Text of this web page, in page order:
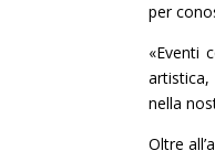
per
«Eventi
nella
Oltre